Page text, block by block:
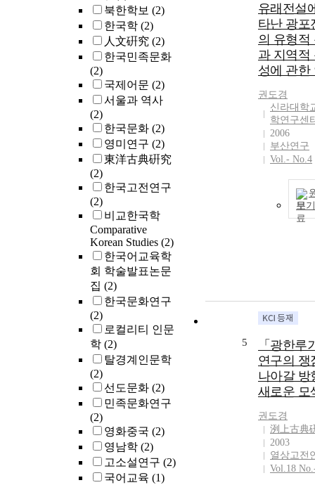
북한학보 (2)
한국학 (2)
人文硏究 (2)
한국민족문화
(2)
국제어문 (2)
서울과 역사
(2)
한국문화 (2)
영미연구 (2)
東洋古典硏究
(2)
한국고전연구
(2)
비교한국학
Comparative
Korean Studies (2)
한국어교육학
회 학술발표논문
집 (2)
한국문화연구
(2)
로컬리티 인문
학 (2)
탈경계인문학
(2)
선도문화 (2)
민족문화연구
(2)
영화중국 (2)
영남학 (2)
고소설연구 (2)
국어교육 (1)
유래전설
타난 광포
의 유형적
과 지역적
성에 관한
권도경
신라대학
학연구센
2006
부산연구
Vol.- No.4
보기
5
「광한루
연구의 쟁
나아갈 방
새로운 모
권도경
洌上古典
2003
열상고전
Vol.18